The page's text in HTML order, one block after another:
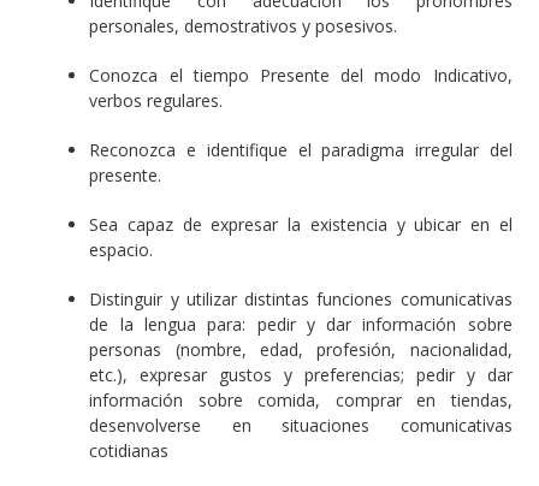
personales, demostrativos y posesivos.
Conozca el tiempo Presente del modo Indicativo,
verbos regulares.
Reconozca e identifique el paradigma irregular del
presente.
Sea capaz de expresar la existencia y ubicar en el
espacio.
Distinguir y utilizar distintas funciones comunicativas
de la lengua para: pedir y dar información sobre
personas (nombre, edad, profesión, nacionalidad,
etc.), expresar gustos y preferencias; pedir y dar
información sobre comida, comprar en tiendas,
desenvolverse en situaciones comunicativas
cotidianas